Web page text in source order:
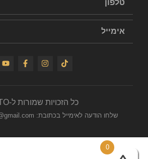
כל הזכויות שמורות ל-HTO
שלחו הודעה לאימייל בכתובת: htofashion2022@gmail.com
0